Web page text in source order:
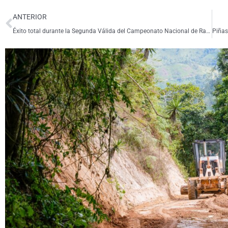
ANTERIOR
Éxito total durante la Segunda Válida del Campeonato Nacional de Rally